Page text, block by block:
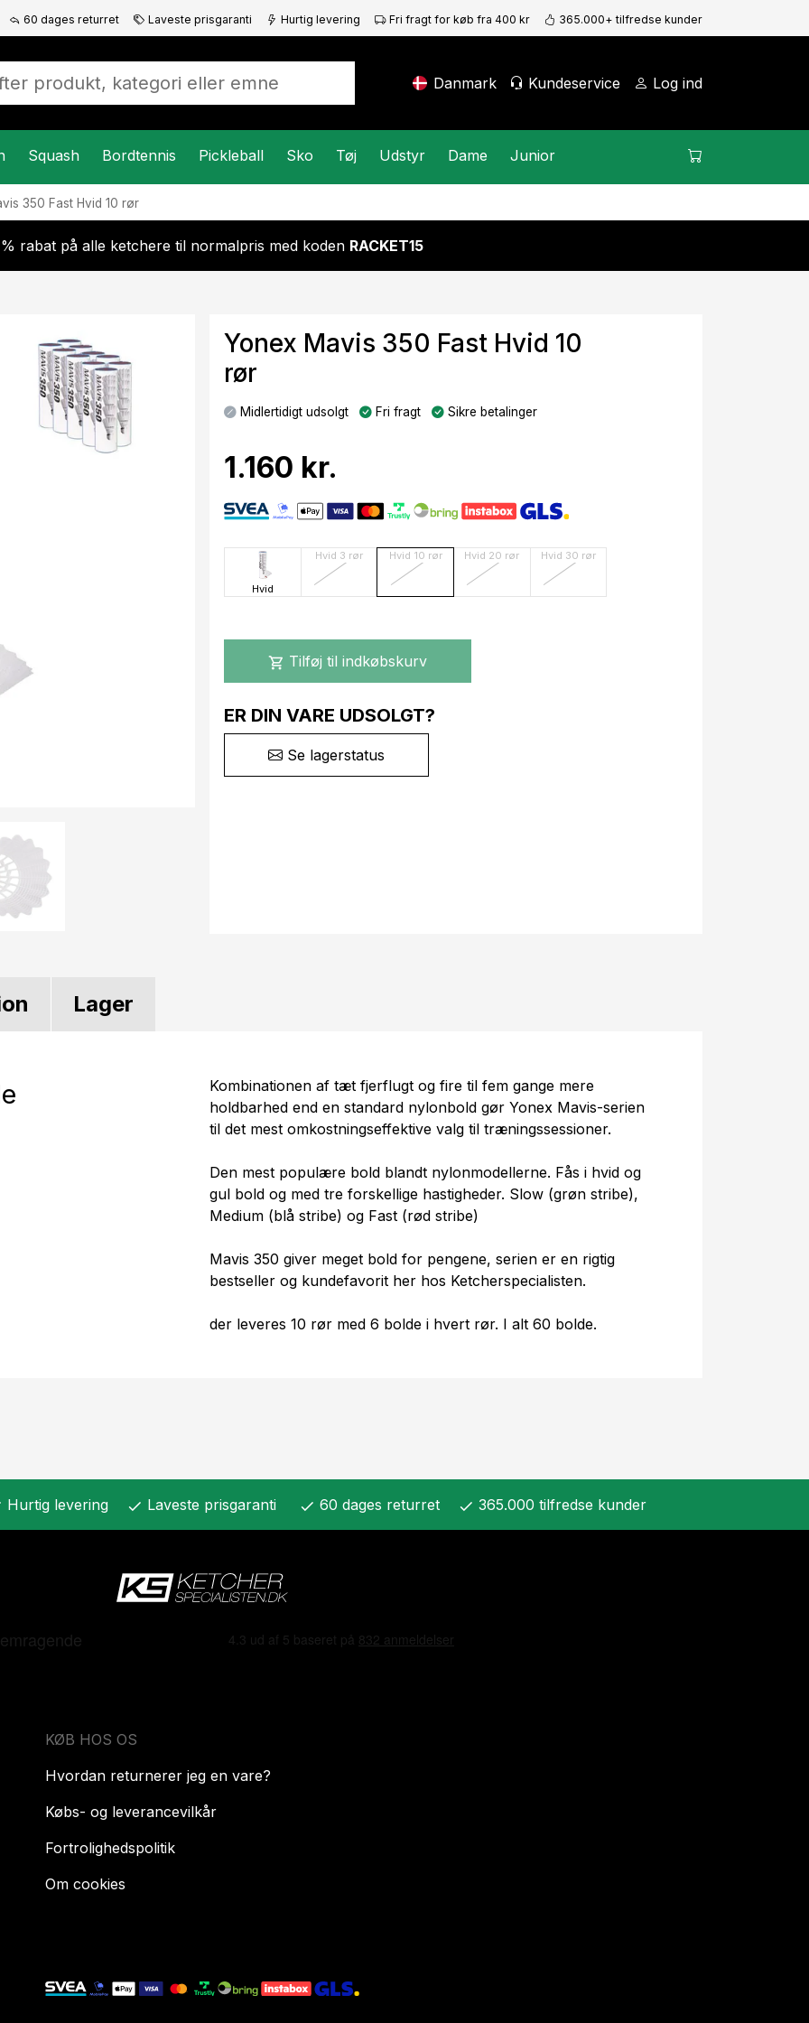
60 dages returret Laveste prisgaranti Hurtig levering Fri fragt for køb fra 400 kr 365.000+ tilfredse kunder
Danmark Kundeservice Log ind
Squash Bordtennis Pickleball Sko Tøj Udstyr Dame Junior
350 Fast Hvid 10 rør
% rabat på alle ketchere til normalpris med koden RACKET15
Yonex Mavis 350 Fast Hvid 10
rør
Midlertidigt udsolgt Fri fragt Sikre betalinger
1.160 kr.
Hvid
Hvid 3 rør Hvid 10 rør Hvid 20 rør Hvid 30 rør
shopping_cart Tilføj til indkøbskurv
ER DIN VARE UDSOLGT?
Se lagerstatus
Lager
Kombinationen af tæt fjerflugt og fire til fem gange mere
holdbarhed end en standard nylonbold gør Yonex Mavis-serien
til det mest omkostningseffektive valg til træningssessioner.
Den mest populære bold blandt nylonmodellerne. Fås i hvid og
gul bold og med tre forskellige hastigheder. Slow (grøn stribe),
Medium (blå stribe) og Fast (rød stribe)
Mavis 350 giver meget bold for pengene, serien er en rigtig
bestseller og kundefavorit her hos Ketcherspecialisten.
der leveres 10 rør med 6 bolde i hvert rør. I alt 60 bolde.
Hurtig levering check Laveste prisgaranti check 60 dages returret check 365.000 tilfredse kunder
KØB HOS OS
Hvordan returnerer jeg en vare?
Købs- og leverancevilkår
Fortrolighedspolitik
Om cookies